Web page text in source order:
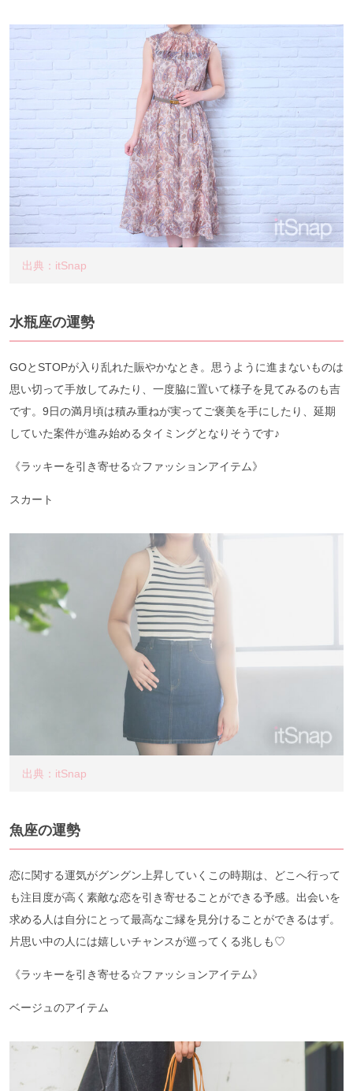
出典：itSnap
水瓶座の運勢
GOとSTOPが入り乱れた賑やかなとき。思うように進まないものは
思い切って手放してみたり、一度脇に置いて様子を見てみるのも吉
です。9日の満月頃は積み重ねが実ってご褒美を手にしたり、延期
していた案件が進み始めるタイミングとなりそうです♪
《ラッキーを引き寄せる☆ファッションアイテム》
スカート
出典：itSnap
魚座の運勢
恋に関する運気がグングン上昇していくこの時期は、どこへ行って
も注目度が高く素敵な恋を引き寄せることができる予感。出会いを
求める人は自分にとって最高なご縁を見分けることができるはず。
片思い中の人には嬉しいチャンスが巡ってくる兆しも♡
《ラッキーを引き寄せる☆ファッションアイテム》
ベージュのアイテム